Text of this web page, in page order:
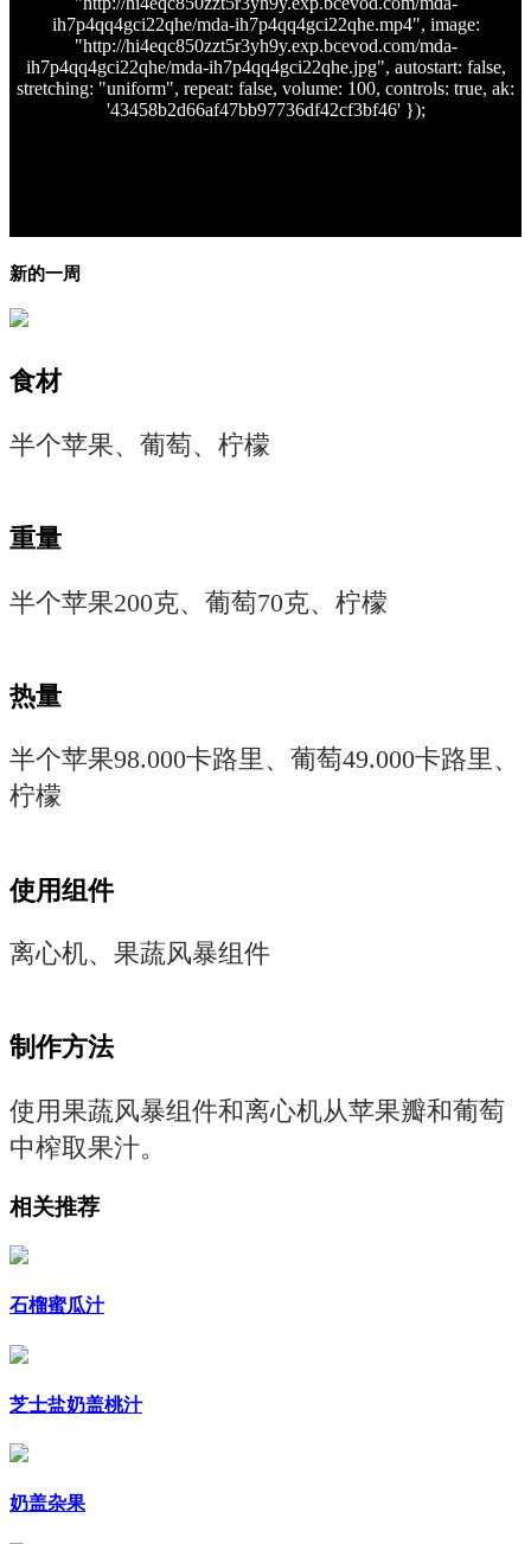
ih7p4qq4gci22qhe/mda-ih7p4qq4gci22qhe.mp4", image:
"http://hi4eqc850zzt5r3yh9y.exp.bcevod.com/mda-
ih7p4qq4gci22qhe/mda-ih7p4qq4gci22qhe.jpg", autostart: false,
stretching: "uniform", repeat: false, volume: 100, controls: true, ak:
'43458b2d66af47bb97736df42cf3bf46' });
新的一周
食材
半个苹果、葡萄、柠檬
重量
半个苹果200克、葡萄70克、柠檬
热量
半个苹果98.000卡路里、葡萄49.000卡路里、
柠檬
使用组件
离心机、果蔬风暴组件
制作方法
使用果蔬风暴组件和离心机从苹果瓣和葡萄
中榨取果汁。
相关推荐
石榴蜜瓜汁
芝士盐奶盖桃汁
奶盖杂果